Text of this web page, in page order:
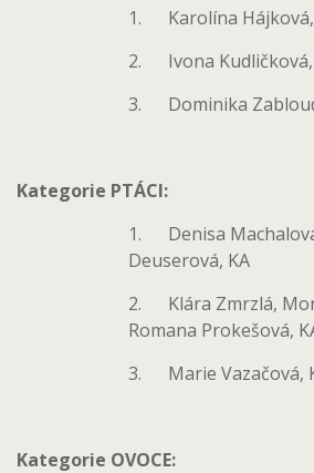
1. Karolína Hájková,
2. Ivona Kudličková,
3. Dominika
Kategorie PTÁCI:
1. Denisa
Deuserová, KA
2. Klára Zmrzlá,
Romana Prokešová,
3. Marie Vazačová,
Kategorie OVOCE: